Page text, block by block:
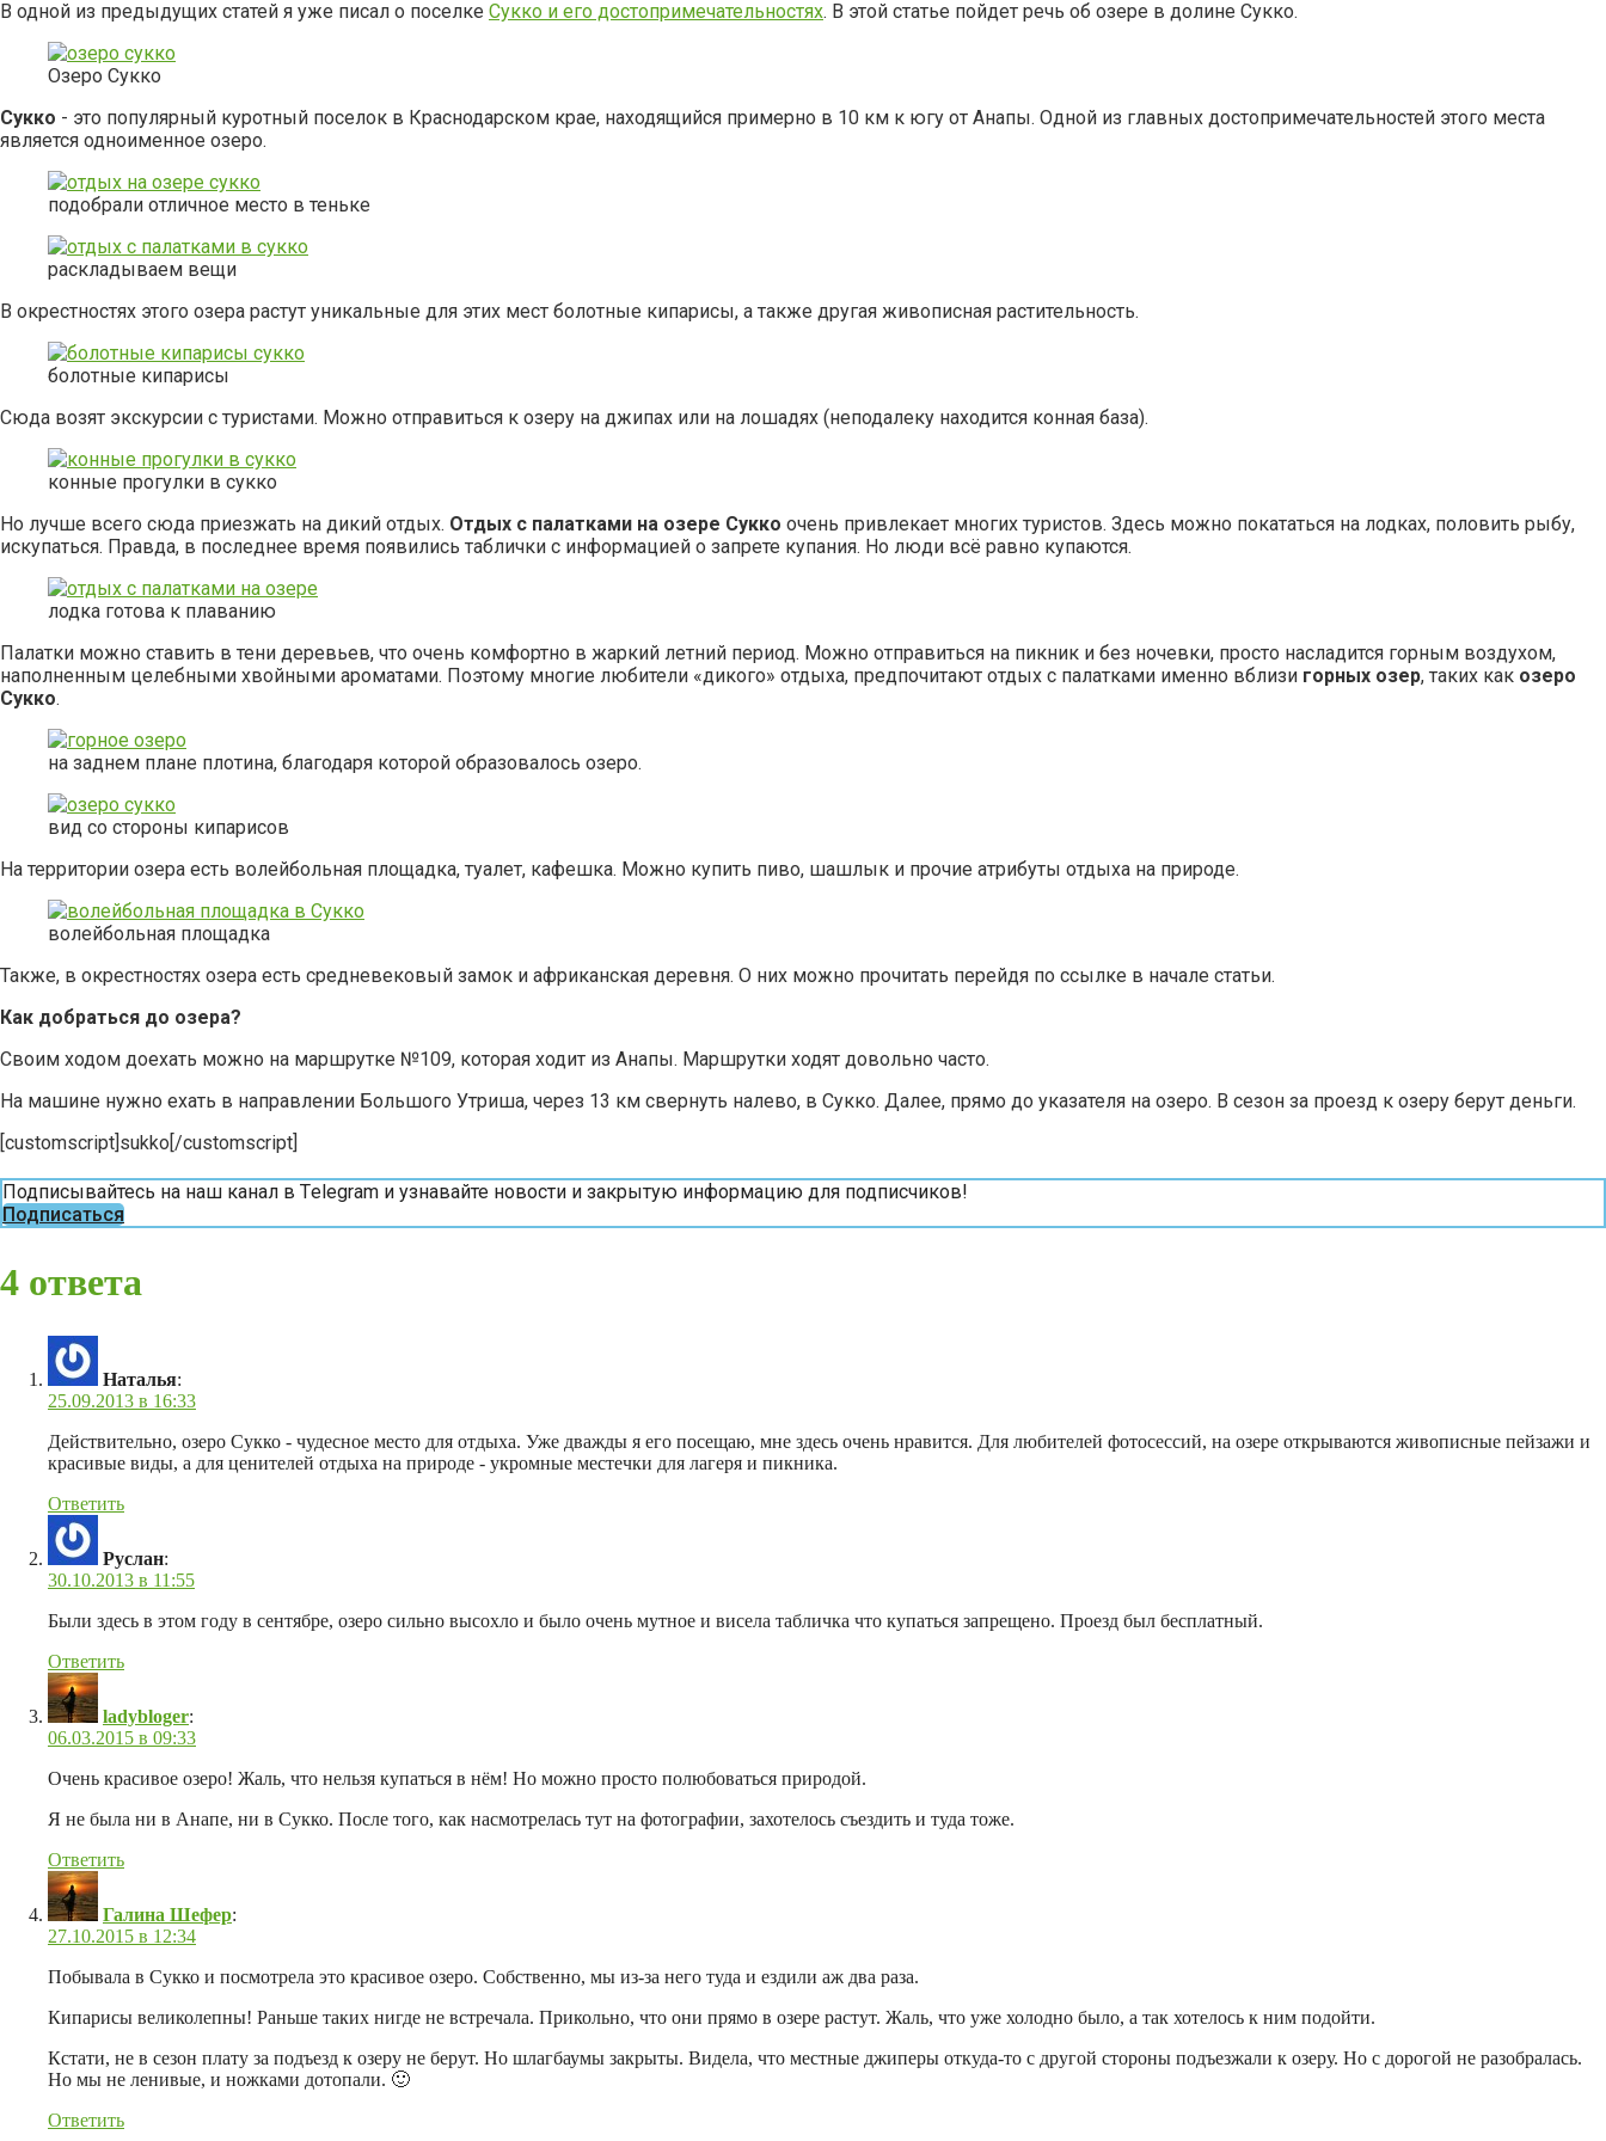
В одной из предыдущих статей я уже писал о поселке Сукко и его достопримечательностях. В этой статье пойдет речь об озере в долине Сукко.
Озеро Сукко
Сукко - это популярный куротный поселок в Краснодарском крае, находящийся примерно в 10 км к югу от Анапы. Одной из главных достопримечательностей этого места
является одноименное озеро.
подобрали отличное место в теньке
раскладываем вещи
В окрестностях этого озера растут уникальные для этих мест болотные кипарисы, а также другая живописная растительность.
болотные кипарисы
Сюда возят экскурсии с туристами. Можно отправиться к озеру на джипах или на лошадях (неподалеку находится конная база).
конные прогулки в сукко
Но лучше всего сюда приезжать на дикий отдых. Отдых с палатками на озере Сукко очень привлекает многих туристов. Здесь можно покататься на лодках, половить рыбу,
искупаться. Правда, в последнее время появились таблички с информацией о запрете купания. Но люди всё равно купаются.
лодка готова к плаванию
Палатки можно ставить в тени деревьев, что очень комфортно в жаркий летний период. Можно отправиться на пикник и без ночевки, просто насладится горным воздухом,
наполненным целебными хвойными ароматами. Поэтому многие любители «дикого» отдыха, предпочитают отдых с палатками именно вблизи горных озер, таких как озеро
Сукко.
на заднем плане плотина, благодаря которой образовалось озеро.
вид со стороны кипарисов
На территории озера есть волейбольная площадка, туалет, кафешка. Можно купить пиво, шашлык и прочие атрибуты отдыха на природе.
волейбольная площадка
Также, в окрестностях озера есть средневековый замок и африканская деревня. О них можно прочитать перейдя по ссылке в начале статьи.
Как добраться до озера?
Своим ходом доехать можно на маршрутке №109, которая ходит из Анапы. Маршрутки ходят довольно часто.
На машине нужно ехать в направлении Большого Утриша, через 13 км свернуть налево, в Сукко. Далее, прямо до указателя на озеро. В сезон за проезд к озеру берут деньги.
[customscript]sukko[/customscript]
Подписывайтесь на наш канал в Тelegram и узнавайте новости и закрытую информацию для подписчиков!
Подписаться
4 ответа
Наталья:
25.09.2013 в 16:33
Действительно, озеро Сукко - чудесное место для отдыха. Уже дважды я его посещаю, мне здесь очень нравится. Для любителей фотосессий, на озере открываются живописные пейзажи и
красивые виды, а для ценителей отдыха на природе - укромные местечки для лагеря и пикника.
Ответить
Руслан:
30.10.2013 в 11:55
Были здесь в этом году в сентябре, озеро сильно высохло и было очень мутное и висела табличка что купаться запрещено. Проезд был бесплатный.
Ответить
ladybloger:
06.03.2015 в 09:33
Очень красивое озеро! Жаль, что нельзя купаться в нём! Но можно просто полюбоваться природой.
Я не была ни в Анапе, ни в Сукко. После того, как насмотрелась тут на фотографии, захотелось съездить и туда тоже.
Ответить
Галина Шефер:
27.10.2015 в 12:34
Побывала в Сукко и посмотрела это красивое озеро. Собственно, мы из-за него туда и ездили аж два раза.
Кипарисы великолепны! Раньше таких нигде не встречала. Прикольно, что они прямо в озере растут. Жаль, что уже холодно было, а так хотелось к ним подойти.
Кстати, не в сезон плату за подъезд к озеру не берут. Но шлагбаумы закрыты. Видела, что местные джиперы откуда-то с другой стороны подъезжали к озеру. Но с дорогой не разобралась.
Но мы не ленивые, и ножками дотопали. 🙂
Ответить